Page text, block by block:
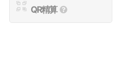
QR精算